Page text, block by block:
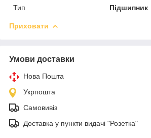
Тип
Підшипник
Приховати
Умови доставки
Нова Пошта
Укрпошта
Самовивіз
Доставка у пункти видачі "Розетка"